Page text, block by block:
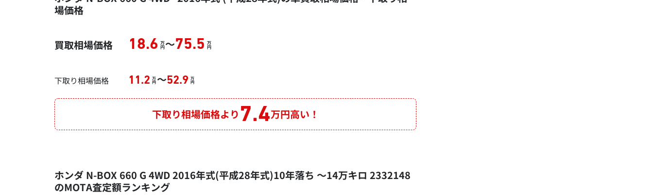
場価格
買取相場価格 18.6 万
円～75.5 万
円
下取り相場価格 11.2 万
円 ～52.9 万
円
下取り相場価格より 7.4万円高い！
ホンダ N-BOX 660 G 4WD 2016年式(平成28年式)10年落ち ～14万キロ 2332148
のMOTA査定額ランキング